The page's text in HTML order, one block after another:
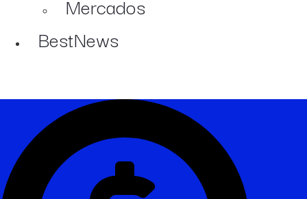
BestNews